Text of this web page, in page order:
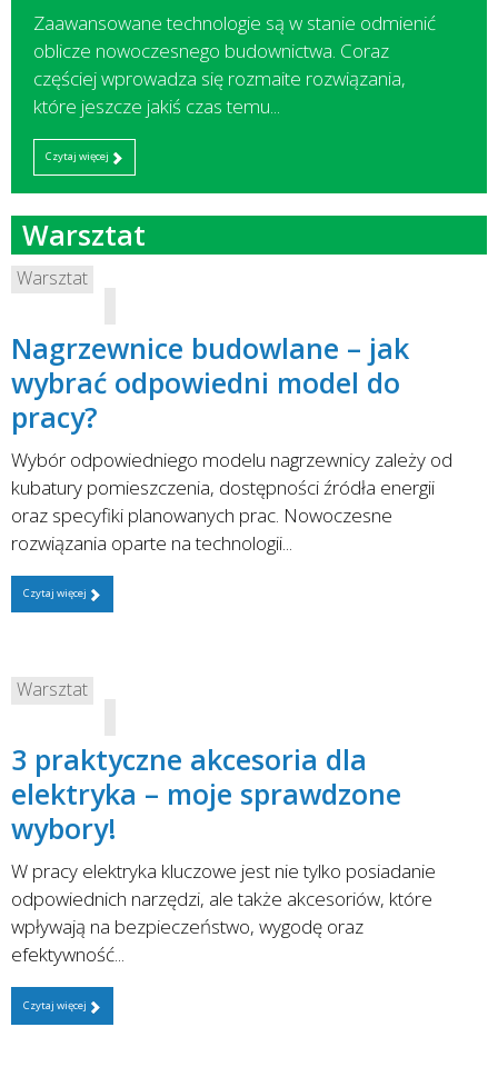
Zaawansowane technologie są w stanie odmienić
oblicze nowoczesnego budownictwa. Coraz
częściej wprowadza się rozmaite rozwiązania,
które jeszcze jakiś czas temu...
Czytaj więcej
Warsztat
Warsztat
Nagrzewnice budowlane – jak
wybrać odpowiedni model do
pracy?
Wybór odpowiedniego modelu nagrzewnicy zależy od
kubatury pomieszczenia, dostępności źródła energii
oraz specyfiki planowanych prac. Nowoczesne
rozwiązania oparte na technologii...
Czytaj więcej
Warsztat
3 praktyczne akcesoria dla
elektryka – moje sprawdzone
wybory!
W pracy elektryka kluczowe jest nie tylko posiadanie
odpowiednich narzędzi, ale także akcesoriów, które
wpływają na bezpieczeństwo, wygodę oraz
efektywność...
Czytaj więcej